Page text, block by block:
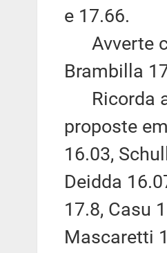
e 17.66.
Avverte
Brambilla
Ricorda
proposte
16.03,
Deidda
17.8, Casu
Mascaretti